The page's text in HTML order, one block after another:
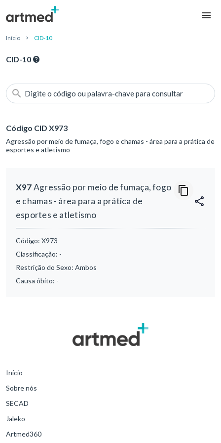
Início CID-10
CID-10
Digite o código ou palavra-chave para consultar
Código CID X973
Agressão por meio de fumaça, fogo e chamas - área para a prática de
esportes e atletismo
X97Agressão por meio de fumaça, fogo
e chamas - área para a prática de
esportes e atletismo
Código: X973
Classificação: -
Restrição do Sexo: Ambos
Causa óbito: -
Início
Sobre nós
SECAD
Jaleko
Artmed360